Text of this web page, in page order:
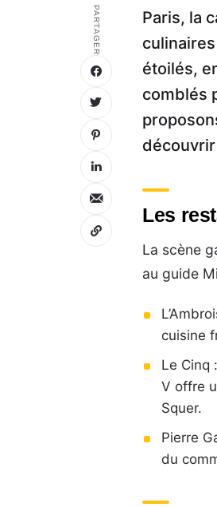
PARTAGER
Paris, la
étoilés,
comblés
Les
La scène
au guide
cuisine
Le Cinq
V offre
Squer.
Pierre
du